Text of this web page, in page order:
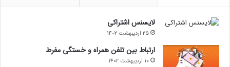
لایسنس اشتراکی
25 اردیبهشت 1402
ارتباط بین تلفن همراه و خستگی مفرط
10 اردیبهشت 1402